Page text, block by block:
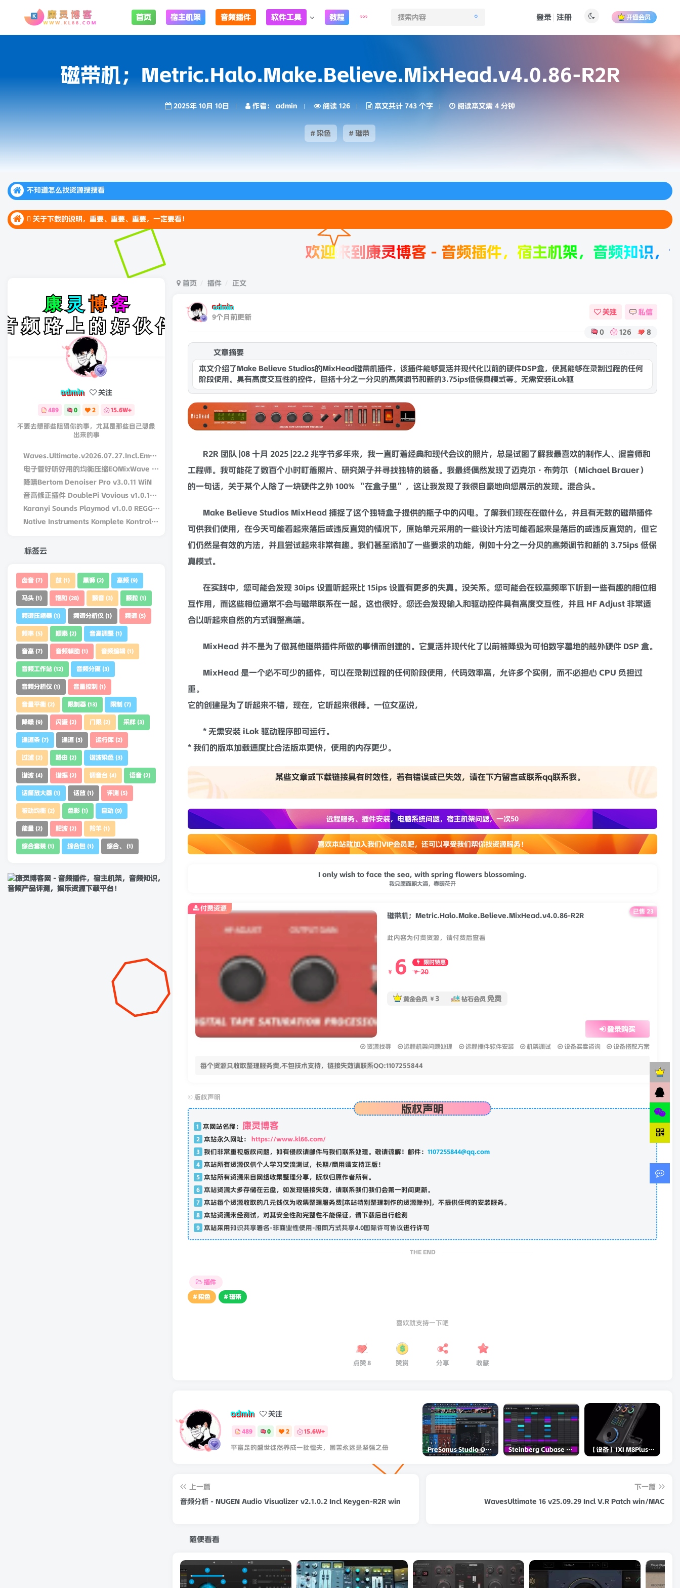
磁带机；Metric.Halo.Make.Believe.MixHead.v4.0.86-R2R
2025年 10月 10日 作者： admin 阅读 126 本文共计 743 个字 阅读本文需 4 分钟
# 染色 # 磁带
首页 宿主机架 音频插件 软件工具 教程 开通会员
登录 注册
不知道怎么找资源搜搜看
 关于下载的说明，重要、重要、重要，一定要看！
 关于下载的说明，重要、重要、重要，一定要看！
 关于下载的说明，重要、重要、重要，一定要看！
欢迎来到康灵博客 - 音频插件，宿主机架，音频知识，音频产品评
首页 插件 正文
admin
9个月前更新
关注 私信
0 126 8
文章摘要
本文介绍了Make Believe Studios的MixHead磁带机插件，该插件能够复活并现代化以前的硬件DSP盒，使其能够在录制过程的任何
阶段使用。具有高度交互性的控件，包括十分之一分贝的高频调节和新的3.75ips低保真模式等。无需安装iLok驱动程序即可运行，并
且比合法版本加载更快，...
R2R 团队 |08 十月 2025 |22.2 兆字节多年来，我一直盯着经典和现代会议的照片，总是试图了解我最喜欢的制作人、
师和
工程师。我可能花了数百个小时盯着照片、研究架子并寻找独特的装备。我最终偶然发现了迈克尔·布劳尔 （Michael Brauer）
Make Believe Studios MixHead 捕捉了这个独特盒子提供的瓶子中的闪电。了解我们现在在做什么，并且有无数的磁带
插件
可供我们使用，在今天可能看起来落后或违反直觉的情况下，原始单元采用的一些设计方法可能看起来是落后的或违反直觉的，但它
们仍然是有效的方法，并且尝试起来非常有趣。我们甚至添加了一些要求的功能，例如十分之一分贝的
在实践中，您可能会发现 30ips 设置听起来比 15ips 设置有更多的 失真 。没关系。您可能会在较 高频
率下听到一些有趣的相位相
互作用，而这些相位通常不会与
重。
* 无需安装 iLok 驱动程序即可运行。
远程服务、插件安装，电脑系统问题，宿主机架问题，一次50
喜欢本站就加入我们VIP会员吧，还可以享受我们帮你找资源服务！
I only wish to face the sea, with spring flowers blossoming.
6 限时特惠
登录购买
©版权声明
版权声明
1 本网站名称：康灵博客
2 本站永久网址：https://www.kl66.com/
3 我们非常重视版权问题，如有侵权请邮件与我们联系处理。敬请谅解！邮件：
4 本站所有资源仅供个人学习交流测试，长期/商用请支持正版！
5 本站所有资源来自网络收集整理分享，版权归原作者所有。
6 本站资源大多存储在云盘，如发现链接失效，请联系我们我们会第一时间更新。
7 本站每个资源收取的几元钱仅为收集整理服务费[本站特别整理制作的资源除外]，不提供任何的安装服务。
8 本站资源未经测试，对其安全性和完整性不能保证，请下载后自行检测
9 本站采用知识共享署名-非商业性使用-相同方式共享4.0国际许可协议进行许可
插件
关注
上一篇
下一篇
admin 关注
489 0 2 15.6W+
不要去想那些阻碍你的事，尤其是那些自己想象
出来的事
Waves.Ultimate.v2026.07.27.Incl.Emulator-R2R
电子管好听好用的均衡压缩EQMixWave DW Fearn VT-15 v1.0.0-win-R2R
降噪Bertom Denoiser Pro v3.0.11 WiN
音高修正插件 DoublePi Vovious v1.0.14 – V.R Win/MAC
Karanyi Sounds Playmod v1.0.0 REGGED WiN/MacOS
Native Instruments Komplete Kontrol v3.5.4-bobdule WiN
标签云
齿音 (7) 鼓 (1) 黑狮 (2) 高频 (9)
马头 (1) 饱和 (28) 颤音 (3) 颗粒 (1)
频谱压缩器 (1) 频谱分析仪 (1) 频谱 (5)
频率 (5) 顺泰 (2) 音高调整 (1)
音高 (7) 音频辅助 (1) 音频编辑 (1)
音频工作站 (12) 音频分离 (3)
音频分析仪 (1) 音量控制 (1)
音量平衡 (2) 限制器 (13) 限制 (7)
降噪 (9) 闪避 (2) 门限 (2) 采样 (3)
通道条 (7) 通道 (3) 运行库 (2)
过滤 (2) 路由 (2) 谐波染色 (3)
谐波 (4) 谐振 (2) 调音台 (4) 语音 (2)
话筒放大器 (1) 话放 (1) 评测 (5)
被动均衡 (2) 色彩 (1) 自动 (9)
能量 (2) 肥波 (2) 羚羊 (1)
综合套装 (1) 综合包 (1) 综合、 (1)